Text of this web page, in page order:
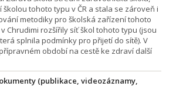
tohoto typu v ČR a stala se zároveň i
metodiky pro školská zařízení tohoto
Chrudimi rozšířily síť škol tohoto typu (jsou
splnila podmínky pro přijetí do sítě). V
období na cestě ke zdraví další
(publikace, videozáznamy,